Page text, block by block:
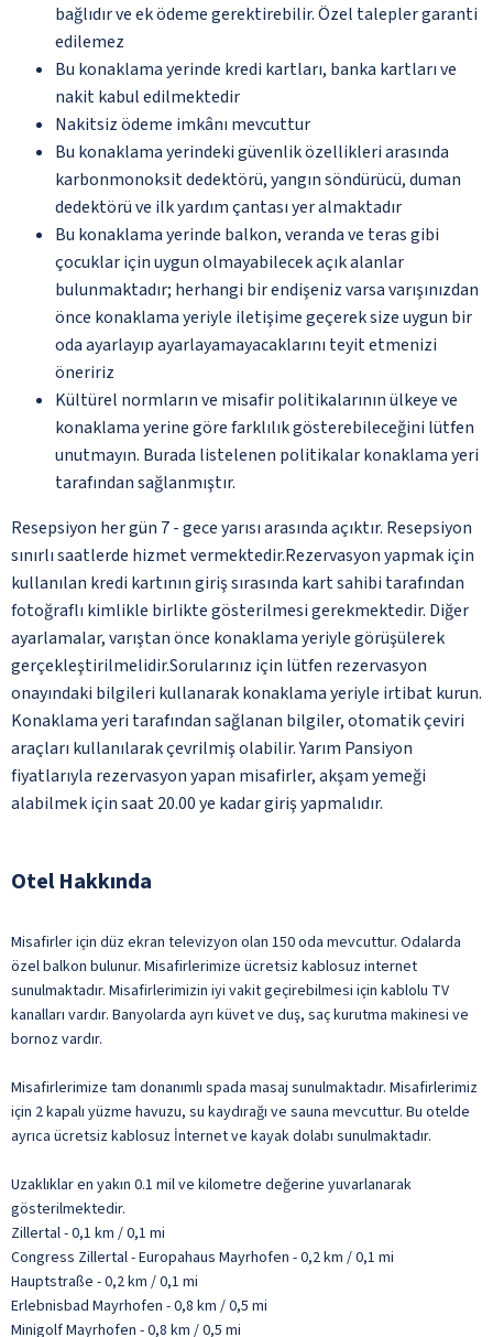
bağlıdır ve ek ödeme gerektirebilir. Özel talepler garanti
edilemez
Bu konaklama yerinde kredi kartları, banka kartları ve
nakit kabul edilmektedir
Nakitsiz ödeme imkânı mevcuttur
Bu konaklama yerindeki güvenlik özellikleri arasında
karbonmonoksit dedektörü, yangın söndürücü, duman
dedektörü ve ilk yardım çantası yer almaktadır
Bu konaklama yerinde balkon, veranda ve teras gibi
çocuklar için uygun olmayabilecek açık alanlar
bulunmaktadır; herhangi bir endişeniz varsa varışınızdan
önce konaklama yeriyle iletişime geçerek size uygun bir
oda ayarlayıp ayarlayamayacaklarını teyit etmenizi
öneririz
Kültürel normların ve misafir politikalarının ülkeye ve
konaklama yerine göre farklılık gösterebileceğini lütfen
unutmayın. Burada listelenen politikalar konaklama yeri
tarafından sağlanmıştır.
Resepsiyon her gün 7 - gece yarısı arasında açıktır. Resepsiyon
sınırlı saatlerde hizmet vermektedir.Rezervasyon yapmak için
kullanılan kredi kartının giriş sırasında kart sahibi tarafından
fotoğraflı kimlikle birlikte gösterilmesi gerekmektedir. Diğer
ayarlamalar, varıştan önce konaklama yeriyle görüşülerek
gerçekleştirilmelidir.Sorularınız için lütfen rezervasyon
onayındaki bilgileri kullanarak konaklama yeriyle irtibat kurun.
Konaklama yeri tarafından sağlanan bilgiler, otomatik çeviri
araçları kullanılarak çevrilmiş olabilir. Yarım Pansiyon
fiyatlarıyla rezervasyon yapan misafirler, akşam yemeği
alabilmek için saat 20.00 ye kadar giriş yapmalıdır.
Otel Hakkında
Misafirler için düz ekran televizyon olan 150 oda mevcuttur. Odalarda
özel balkon bulunur. Misafirlerimize ücretsiz kablosuz internet
sunulmaktadır. Misafirlerimizin iyi vakit geçirebilmesi için kablolu TV
kanalları vardır. Banyolarda ayrı küvet ve duş, saç kurutma makinesi ve
bornoz vardır.
Misafirlerimize tam donanımlı spada masaj sunulmaktadır. Misafirlerimiz
için 2 kapalı yüzme havuzu, su kaydırağı ve sauna mevcuttur. Bu otelde
ayrıca ücretsiz kablosuz İnternet ve kayak dolabı sunulmaktadır.
Uzaklıklar en yakın 0.1 mil ve kilometre değerine yuvarlanarak
gösterilmektedir.
Zillertal - 0,1 km / 0,1 mi
Congress Zillertal - Europahaus Mayrhofen - 0,2 km / 0,1 mi
Hauptstraße - 0,2 km / 0,1 mi
Erlebnisbad Mayrhofen - 0,8 km / 0,5 mi
Minigolf Mayrhofen - 0,8 km / 0,5 mi